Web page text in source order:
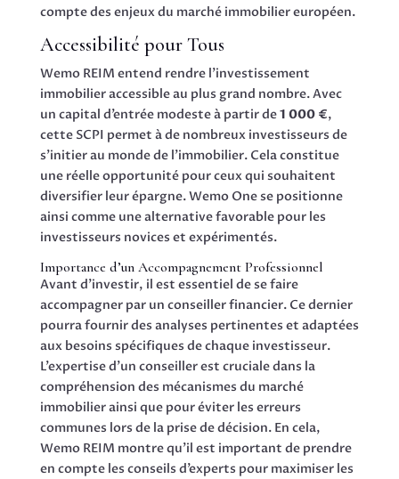
compte des enjeux du marché immobilier européen.
Accessibilité pour Tous
Wemo REIM entend rendre l’investissement
immobilier accessible au plus grand nombre. Avec
un capital d’entrée modeste à partir de1 000 €,
cette SCPI permet à de nombreux investisseurs de
s’initier au monde de l’immobilier. Cela constitue
une réelle opportunité pour ceux qui souhaitent
diversifier leur épargne. Wemo One se positionne
ainsi comme une alternative favorable pour les
investisseurs novices et expérimentés.
Importance d’un Accompagnement Professionnel
Avant d’investir, il est essentiel de se faire
accompagner par un conseiller financier. Ce dernier
pourra fournir des analyses pertinentes et adaptées
aux besoins spécifiques de chaque investisseur.
L’expertise d’un conseiller est cruciale dans la
compréhension des mécanismes du marché
immobilier ainsi que pour éviter les erreurs
communes lors de la prise de décision. En cela,
Wemo REIM montre qu’il est important de prendre
en compte les conseils d’experts pour maximiser les